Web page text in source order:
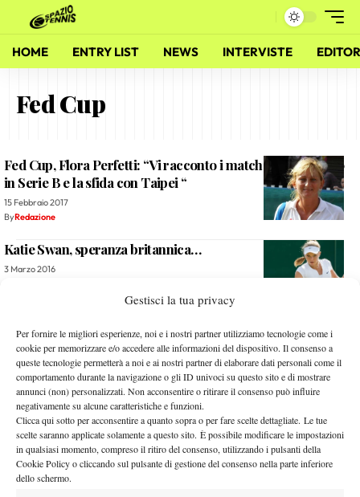
Gestisci la tua privacy
Per fornire le migliori esperienze, noi e i nostri partner utilizziamo tecnologie come i
cookie per memorizzare e/o accedere alle informazioni del dispositivo. Il consenso a
queste tecnologie permetterà a noi e ai nostri partner di elaborare dati personali come il
comportamento durante la navigazione o gli ID univoci su questo sito e di mostrare
annunci (non) personalizzati. Non acconsentire o ritirare il consenso può influire
negativamente su alcune caratteristiche e funzioni.
Clicca qui sotto per acconsentire a quanto sopra o per fare scelte dettagliate. Le tue
scelte saranno applicate solamente a questo sito. È possibile modificare le impostazioni
in qualsiasi momento, compreso il ritiro del consenso, utilizzando i pulsanti della
Cookie Policy o cliccando sul pulsante di gestione del consenso nella parte inferiore
dello schermo.
HOME ENTRY LIST NEWS INTERVISTE
Fed Cup
Fed Cup, Flora Perfetti: “Vi racconto i match degli anni ’90
in Serie B e la sfida con Taipei “
15 Febbraio 2017
ByRedazione
Katie Swan, speranza britannica…
3 Marzo 2016
L’Italia in Fed Cup: analisi e considerazioni
11 Febbraio 2016
Michele Galoppini
Fed Cup: Harakiri Thailandia, Australia e Bielorussia
corsare
9 Febbraio 2016
Daniele Sforza